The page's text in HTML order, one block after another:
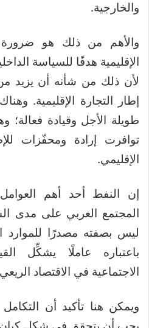
والخارجية.
والأهم من ذلك هو ضرورة
الإقليمية هدفًا للسياسة
لأن ذلك من شأنه أن يزيد
إطار التجارة الإقليمية.
طويلة الأجل وقيادة فعالة؛
توافرت إرادة ومحفّزات
الإقليمي.
إن النفط أحد أهم
المجتمع العربي على مدى
ليس بصفته مصدرًا للموارد
باعتباره عاملًا يشكِّل
الاجتماعية في الاقتصاد
ويمكن هنا تأكيد أن